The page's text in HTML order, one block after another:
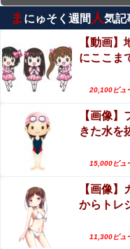
に出てしまうｗｗｗｗ
【悲報】プロゲーマー
った結果、好き嫌い5
【悲報】高市早苗さん
がらスピーチ
【速報】北海道江別大
(19)に無期懲役の判決
ジャングリア沖縄「3
価格ｗｗｗ
【画像】 ワイの会社の
全にあたしこ枠を狙っ
【悲報】 味噌ラーメ
エロ漫画『冥
やhitomiを使
【動画】ロシ
撃墜するウクラ
局、脱ぐしか
子高校生の画
ヌーディスト
オ○ニーする
【エロ画像】
ま にゅそく週間 人気記
【動画
にここま
20,100ビュ
【画像
きた水を
15,000ビュ
【画像
からトレ
11,300ビュ